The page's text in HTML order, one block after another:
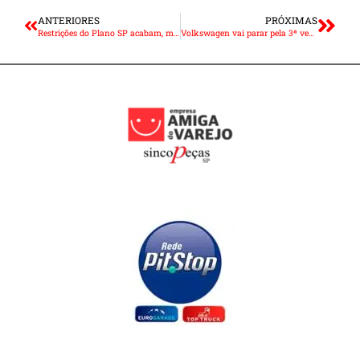
ANTERIORES
Restrições do Plano SP acabam, mas protocolos seguem em vigor
PRÓXIMAS
Volkswagen vai parar pela 3ª vez em Taubaté